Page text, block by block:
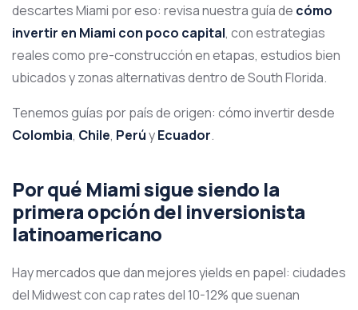
descartes Miami por eso: revisa nuestra guía de cómo
invertir en Miami con poco capital, con estrategias
reales como pre-construcción en etapas, estudios bien
ubicados y zonas alternativas dentro de South Florida.
Tenemos guías por país de origen: cómo invertir desde
Colombia, Chile, PerúyEcuador.
Por qué Miami sigue siendo la
primera opción del inversionista
latinoamericano
Hay mercados que dan mejores yields en papel: ciudades
del Midwest con cap rates del 10-12% que suenan